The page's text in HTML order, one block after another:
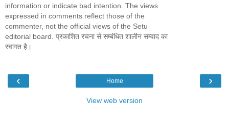
information or indicate bad intention. The views
expressed in comments reflect those of the
commenter, not the official views of the Setu
editorial board. प्रकाशित रचना से सम्बंधित शालीन सम्वाद का
स्वागत है।
‹ ›
Home
View web version